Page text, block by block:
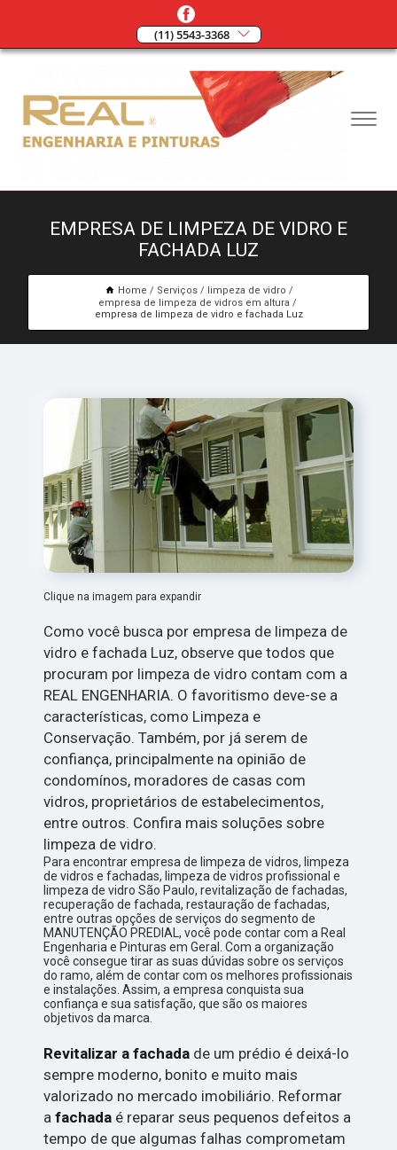
(11) 5543-3368
EMPRESA DE LIMPEZA DE VIDRO E
FACHADA LUZ
Home Serviços
limpeza de vidro
empresa de limpeza de vidros em altura
empresa de limpeza de vidro e fachada Luz
Clique na imagem para expandir
Como você busca por empresa de limpeza de
vidro e fachada Luz, observe que todos que
procuram por limpeza de vidro contam com a
REAL ENGENHARIA. O favoritismo deve-se a
características, como Limpeza e
Conservação. Também, por já serem de
confiança, principalmente na opinião de
condomínos, moradores de casas com
vidros, proprietários de estabelecimentos,
entre outros. Confira mais soluções sobre
limpeza de vidro.
Para encontrar empresa de limpeza de vidros, limpeza
de vidros e fachadas, limpeza de vidros profissional e
limpeza de vidro São Paulo, revitalização de fachadas,
recuperação de fachada, restauração de fachadas,
entre outras opções de serviços do segmento de
MANUTENÇÃO PREDIAL, você pode contar com a Real
Engenharia e Pinturas em Geral. Com a organização
você consegue tirar as suas dúvidas sobre os serviços
do ramo, além de contar com os melhores profissionais
e instalações. Assim, a empresa conquista sua
confiança e sua satisfação, que são os maiores
objetivos da marca.
Revitalizar a fachada de um prédio é deixá-lo
sempre moderno, bonito e muito mais
valorizado no mercado imobiliário. Reformar
afachada é reparar seus pequenos defeitos a
tempo de que algumas falhas comprometam